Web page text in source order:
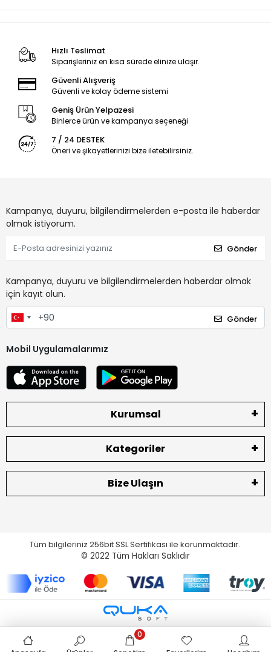
Hızlı Teslimat
Siparişleriniz en kısa sürede elinize ulaşır.
Güvenli Alışveriş
Güvenli ve kolay ödeme sistemi
Geniş Ürün Yelpazesi
Binlerce ürün ve kampanya seçeneği
7 / 24 DESTEK
Öneri ve şikayetlerinizi bize iletebilirsiniz.
Kampanya, duyuru, bilgilendirmelerden e-posta ile haberdar
olmak istiyorum.
Gönder
Kampanya, duyuru ve bilgilendirmelerden haberdar olmak
için kayıt olun.
Gönder
Mobil Uygulamalarımız
Kurumsal
Kategoriler
Bize Ulaşın
Tüm bilgileriniz 256bit SSL Sertifikası ile korunmaktadır.
© 2022 Tüm Hakları Saklıdır
0